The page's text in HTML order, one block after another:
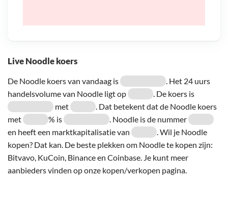
Live Noodle koers
De Noodle koers van vandaag is
. Het 24 uurs
handelsvolume van Noodle ligt op
. De koers is
met
. Dat betekent dat de Noodle koers
met
% is
. Noodle is de nummer
en heeft een marktkapitalisatie van
. Wil je Noodle
kopen? Dat kan. De beste plekken om Noodle te kopen zijn:
Bitvavo, KuCoin, Binance en Coinbase. Je kunt meer
aanbieders vinden op onze kopen/verkopen pagina.